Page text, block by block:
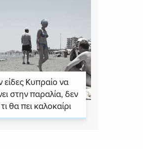
είδες Κυπραίο να
στην παραλία, δεν
θα πει καλοκαίρι